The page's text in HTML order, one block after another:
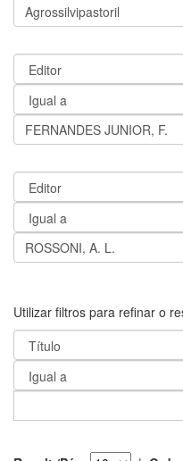
Utilizar filtros para refinar o